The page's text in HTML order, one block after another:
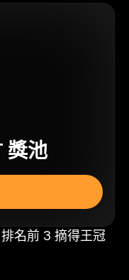
名前 3 摘得王冠
獎池